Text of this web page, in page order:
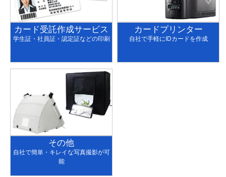
カード受託作成サービス
学生証・社員証・認定証などの印刷
カードプリンター
自社で手軽にIDカードを作成
その他
自社で簡単・キレイな写真撮影が可
能